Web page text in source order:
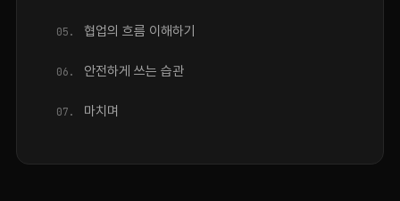
협업의 흐름 이해하기
안전하게 쓰는 습관
마치며